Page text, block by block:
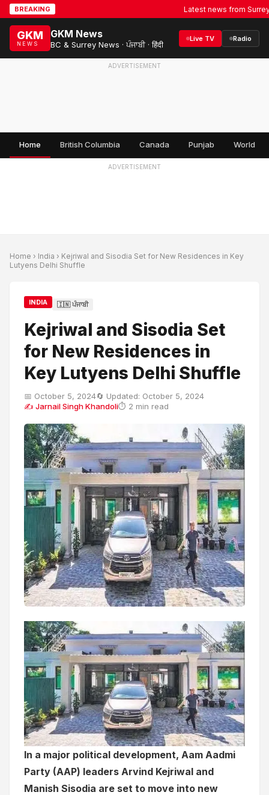
BREAKING Latest news from Surrey, BC
GKM
NEWS
GKM News
BC & Surrey News · ਪੰਜਾਬੀ · हिंदी
Live TV Radio
ADVERTISEMENT
Home British Columbia Canada Punjab World
ADVERTISEMENT
Home › India › Kejriwal and Sisodia Set for New Residences in Key
Lutyens Delhi Shuffle
INDIA 🇮🇳 ਪੰਜਾਬੀ
Kejriwal and Sisodia Set
for New Residences in
Key Lutyens Delhi Shuffle
📅 October 5, 2024🔄 Updated: October 5, 2024
✍ Jarnail Singh Khandoli⏱ 2 min read
In a major political development, Aam Aadmi
Party (AAP) leaders Arvind Kejriwal and
Manish Sisodia are set to move into new